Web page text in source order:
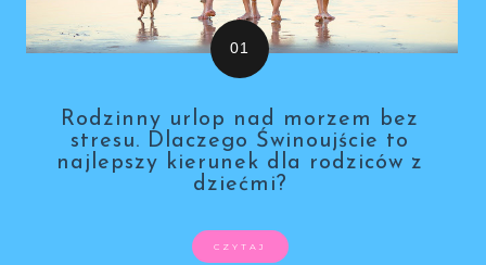
Rodzinny urlop nad morzem bez
stresu. Dlaczego Świnoujście to
najlepszy kierunek dla rodziców z
dziećmi?
CZYTAJ